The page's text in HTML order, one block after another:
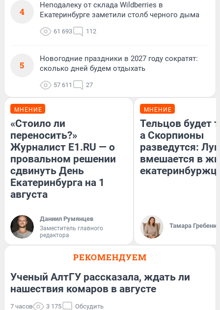
4
Неподалеку от склада Wildberries в
Екатеринбурге заметили столб черного дыма
61 693 112
5
Новогодние праздники в 2027 году сократят:
сколько дней будем отдыхать
57 611 27
МНЕНИЕ
«Стоило ли
переносить?»
Журналист E1.RU — о
провальном решении
сдвинуть День
Екатеринбурга на 1
августа
Даниил Румянцев
Заместитель главного
редактора
МНЕНИЕ
Тельцов будет
а Скорпионы
разведутся:
вмешается в
Тамара
РЕКОМЕНДУЕМ
Ученый АлтГУ рассказала, ждать ли
нашествия комаров в августе
7 часов 3 175 Обсудить